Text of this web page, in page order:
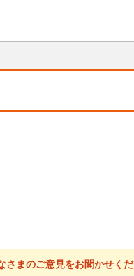
さまのご意見をお聞かせく